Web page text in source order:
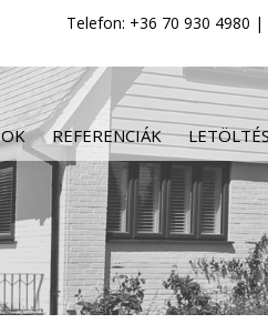
Telefon: +36 70 930 4980 |
REFERENCIÁK